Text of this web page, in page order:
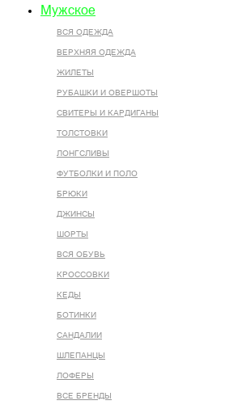
Мужское
ВСЯ ОДЕЖДА
ВЕРХНЯЯ ОДЕЖДА
ЖИЛЕТЫ
РУБАШКИ И ОВЕРШОТЫ
СВИТЕРЫ И КАРДИГАНЫ
ТОЛСТОВКИ
ЛОНГСЛИВЫ
ФУТБОЛКИ И ПОЛО
БРЮКИ
ДЖИНСЫ
ШОРТЫ
ВСЯ ОБУВЬ
КРОССОВКИ
КЕДЫ
БОТИНКИ
САНДАЛИИ
ШЛЕПАНЦЫ
ЛОФЕРЫ
ВСЕ БРЕНДЫ